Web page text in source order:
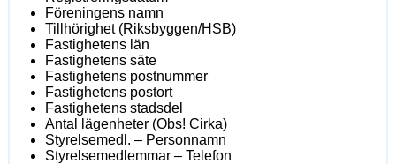
Föreningens namn
Tillhörighet (Riksbyggen/HSB)
Fastighetens län
Fastighetens säte
Fastighetens postnummer
Fastighetens postort
Fastighetens stadsdel
Antal lägenheter (Obs! Cirka)
Styrelsemedl. – Personnamn
Styrelsemedlemmar – Telefon